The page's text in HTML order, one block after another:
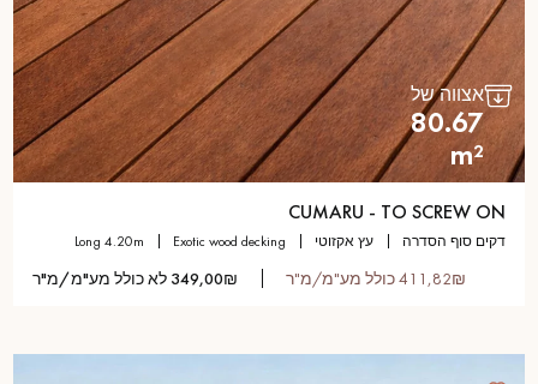
אצווה של
80.67
m²
CUMARU - TO SCREW ON
דקים סוף הסדרה עץ אקזוטי exotic wood decking
long 4.20m
411,82₪ כולל מע"מ/מ"ר 349,00₪ לא כולל מע"מ/מ"ר